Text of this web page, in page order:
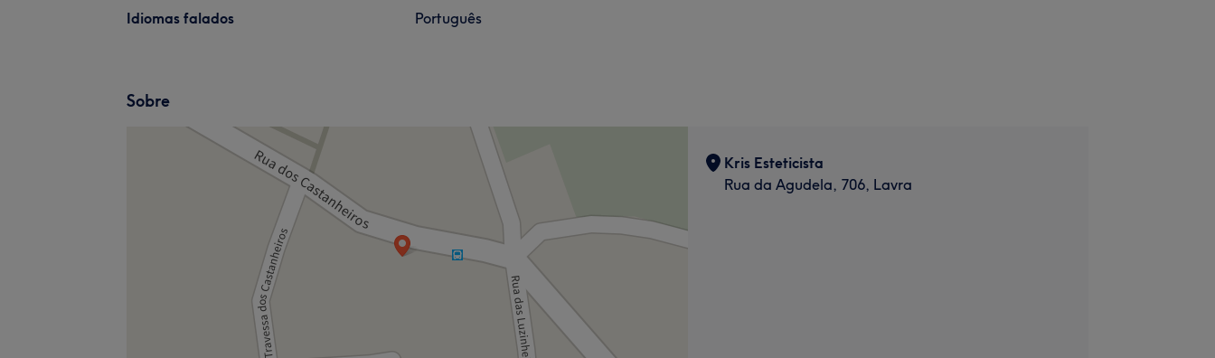
Idiomas falados Português
Sobre
Kris Esteticista
Rua da Agudela, 706, Lavra